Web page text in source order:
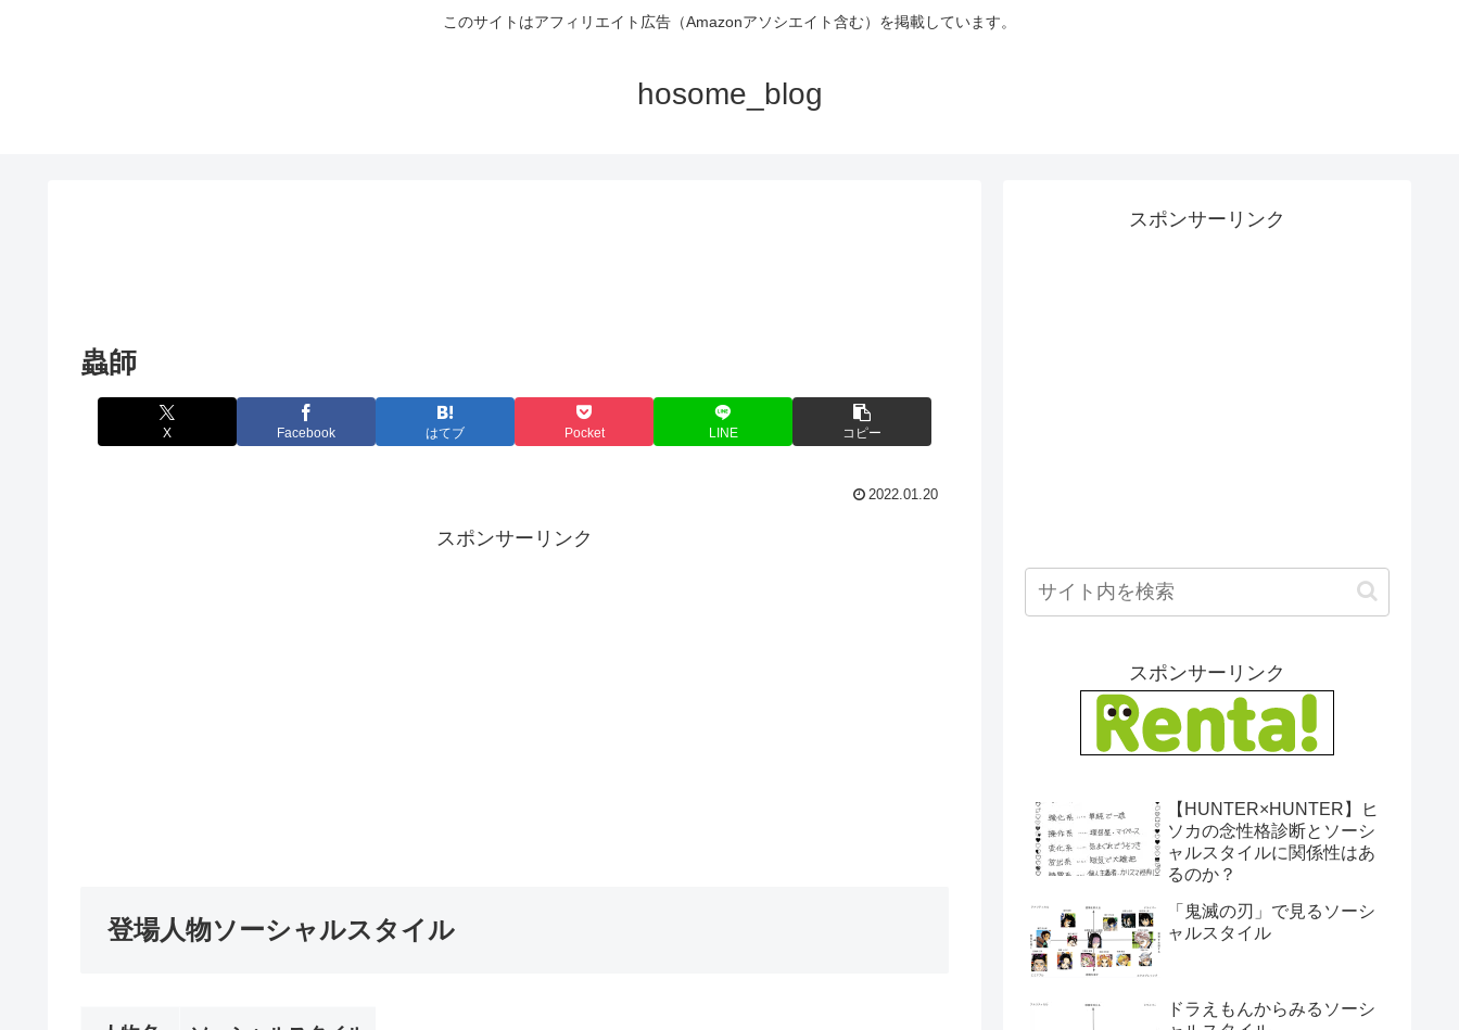
このサイトはアフィリエイト広告（Amazonアソシエイト含む）を掲載しています。
hosome_blog
蟲師
X Facebook はてブ Pocket LINE コピー
2022.01.20
スポンサーリンク
登場人物ソーシャルスタイル
スポンサーリンク
スポンサーリンク
【HUNTER×HUNTER】ヒ
ソカの念性格診断とソーシ
ャルスタイルに関係性はあ
るのか？
「鬼滅の刃」で見るソーシ
ャルスタイル
ドラえもんからみるソーシ